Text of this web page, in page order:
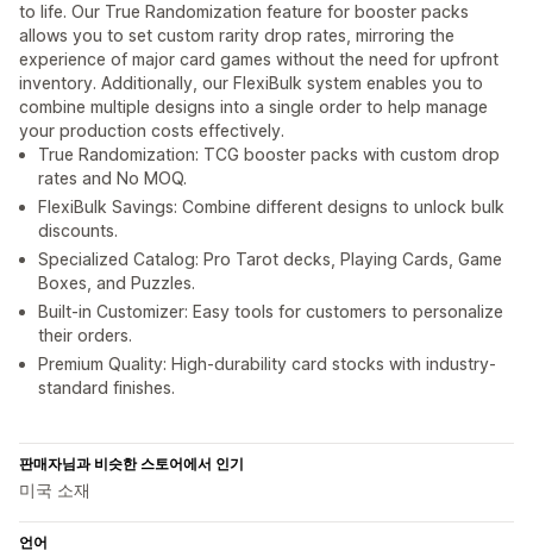
to life. Our True Randomization feature for booster packs
allows you to set custom rarity drop rates, mirroring the
experience of major card games without the need for upfront
inventory. Additionally, our FlexiBulk system enables you to
combine multiple designs into a single order to help manage
your production costs effectively.
True Randomization: TCG booster packs with custom drop
rates and No MOQ.
FlexiBulk Savings: Combine different designs to unlock bulk
discounts.
Specialized Catalog: Pro Tarot decks, Playing Cards, Game
Boxes, and Puzzles.
Built-in Customizer: Easy tools for customers to personalize
their orders.
Premium Quality: High-durability card stocks with industry-
standard finishes.
판매자님과 비슷한 스토어에서 인기
미국 소재
언어